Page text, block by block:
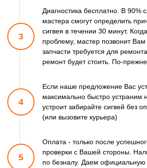
3
Диагностика бесплатно. В 90%
мастера смогутопределить
сигвея в течении 30 минут.
проблему, мастер позвонит Вам
запчасти требуется для
ремонтбудет стоить. По-
4
Если наше предложение Вас
максимально быстро устраним
устроит забирайте сигвей без
(или вызовите курьера)
5
Оплата - только после
проверки с Вашей стороны.
по безналу. Даем